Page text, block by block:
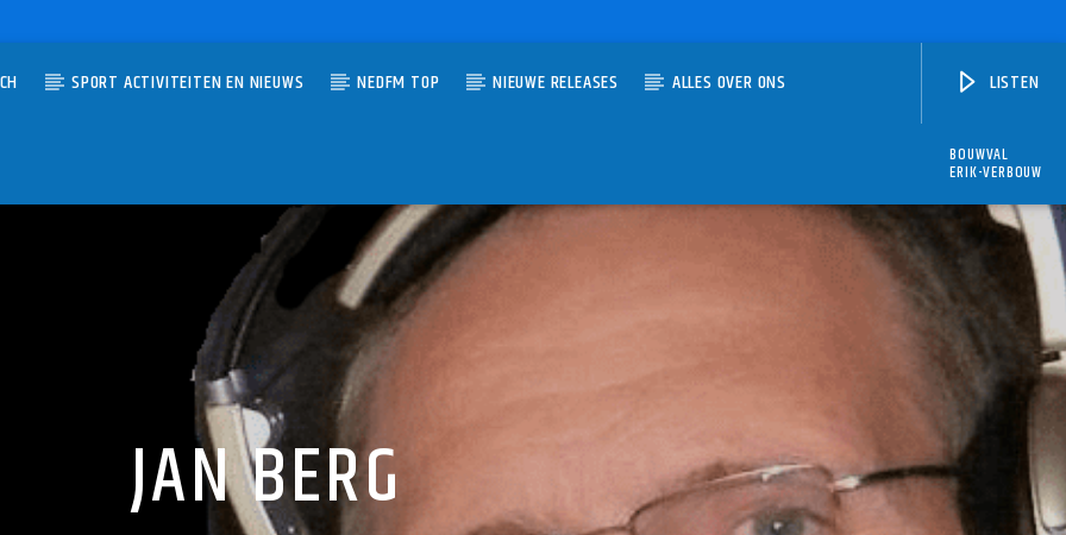
SPORT ACTIVITEITEN EN NIEUWS NEDFM TOP NIEUWE RELEASES ALLES OVER ONS LISTEN
BOUWVAL
ERIK-VERBOUW
JAN BERG